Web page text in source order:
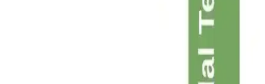
Nemlendirme ve Bölgesel Sıkılaşma İçin Jel Formülü
190 ml kapasiteli Life Butter Kalça Göğüs Basen Sıkılaştırıcı Jel,
Türkiye'de üretilen ve 9 yağlı karışımla nemlendirme ile
sıkılaştırmayı hedefleyen jel formudur. Cilt dokusunu canlandırır,
çatlak ve selülit görünümünü azaltmaya yardımcı olur; masajla